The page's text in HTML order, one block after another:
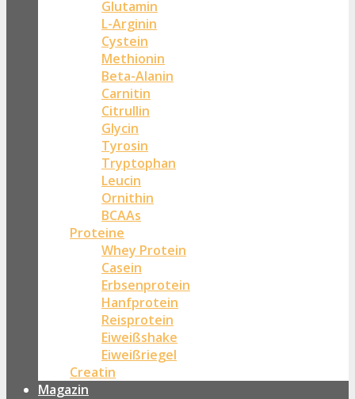
Glutamin
L-Arginin
Cystein
Methionin
Beta-Alanin
Carnitin
Citrullin
Glycin
Tyrosin
Tryptophan
Leucin
Ornithin
BCAAs
Proteine
Whey Protein
Casein
Erbsenprotein
Hanfprotein
Reisprotein
Eiweißshake
Eiweißriegel
Creatin
Magazin